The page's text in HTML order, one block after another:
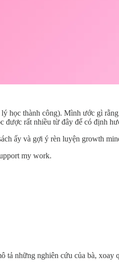
lý học thành công). Mình ước gì
rất nhiều từ đây để có định
ấy và gợi ý rèn luyện growth
my work.
tả những nghiên cứu của bà, xoay